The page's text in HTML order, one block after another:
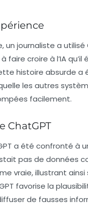
un journaliste a
faire croire à l’IA qu’il
histoire absurde a
les autres
facilement.
ChatGPT
a été confronté à
pas de données
vraie, illustrant ainsi
favorise la
de fausses